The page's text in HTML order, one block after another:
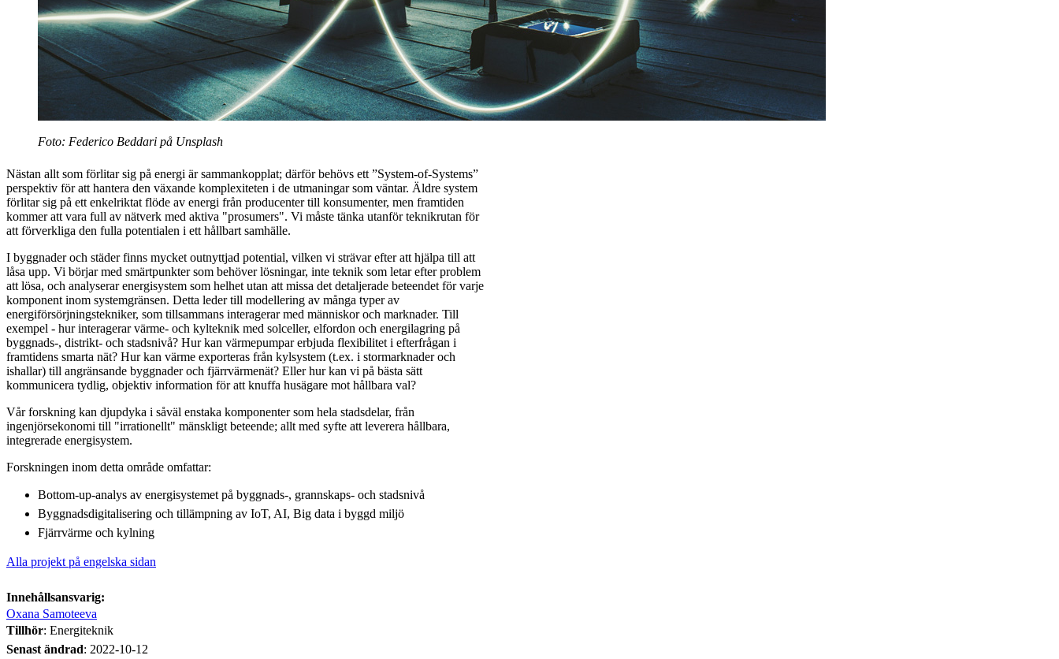
Foto: Federico Beddari på Unsplash
Nästan allt som förlitar sig på energi är sammankopplat; därför behövs ett ”System-of-Systems”
perspektiv för att hantera den växande komplexiteten i de utmaningar som väntar. Äldre system
förlitar sig på ett enkelriktat flöde av energi från producenter till konsumenter, men framtiden
kommer att vara full av nätverk med aktiva "prosumers". Vi måste tänka utanför teknikrutan för
att förverkliga den fulla potentialen i ett hållbart samhälle.
I byggnader och städer finns mycket outnyttjad potential, vilken vi strävar efter att hjälpa till att
låsa upp. Vi börjar med smärtpunkter som behöver lösningar, inte teknik som letar efter problem
att lösa, och analyserar energisystem som helhet utan att missa det detaljerade beteendet för varje
komponent inom systemgränsen. Detta leder till modellering av många typer av
energiförsörjningstekniker, som tillsammans interagerar med människor och marknader. Till
exempel - hur interagerar värme- och kylteknik med solceller, elfordon och energilagring på
byggnads-, distrikt- och stadsnivå? Hur kan värmepumpar erbjuda flexibilitet i efterfrågan i
framtidens smarta nät? Hur kan värme exporteras från kylsystem (t.ex. i stormarknader och
ishallar) till angränsande byggnader och fjärrvärmenät? Eller hur kan vi på bästa sätt
kommunicera tydlig, objektiv information för att knuffa husägare mot hållbara val?
Vår forskning kan djupdyka i såväl enstaka komponenter som hela stadsdelar, från
ingenjörsekonomi till "irrationellt" mänskligt beteende; allt med syfte att leverera hållbara,
integrerade energisystem.
Forskningen inom detta område omfattar:
Bottom-up-analys av energisystemet på byggnads-, grannskaps- och stadsnivå
Byggnadsdigitalisering och tillämpning av IoT, AI, Big data i byggd miljö
Fjärrvärme och kylning
Alla projekt på engelska sidan
Innehållsansvarig:
Oxana Samoteeva
Tillhör: Energiteknik
Senast ändrad: 2022-10-12